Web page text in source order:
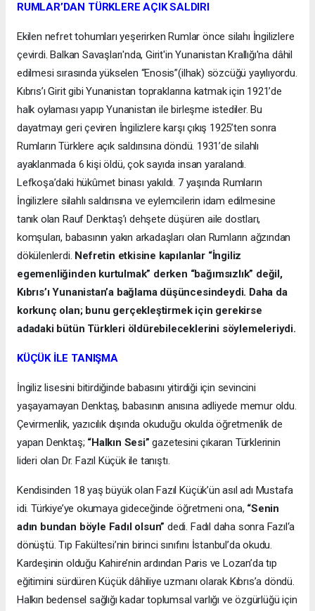
RUMLAR’DAN TÜRKLERE AÇIK SALDIRI
Ekilen nefret tohumları yeşerirken Rumlar önce silahı İngilizlere
çevirdi. Balkan Savaşları'nda, Girit'in Yunanistan Krallığı'na dâhil
edilmesi sırasında yükselen “Enosis”(ilhak) sözcüğü yayılıyordu.
Kıbrıs’ı Girit gibi Yunanistan topraklarına katmak için 1921’de
halk oylaması yapıp Yunanistan ile birleşme istediler. Bu
dayatmayı geri çeviren İngilizlere karşı çıkış 1925’ten sonra
Rumların Türklere açık saldırısına döndü. 1931’de silahlı
ayaklanmada 6 kişi öldü, çok sayıda insan yaralandı.
Lefkoşa’daki hükûmet binası yakıldı. 7 yaşında Rumların
İngilizlere silahlı saldırısına ve eylemcilerin idam edilmesine
tanık olan Rauf Denktaş’ı dehşete düşüren aile dostları,
komşuları, babasının yakın arkadaşları olan Rumların ağzından
dökülenlerdi. Nefretin etkisine kapılanlar “İngiliz
egemenliğinden kurtulmak” derken “bağımsızlık” değil,
Kıbrıs’ı Yunanistan’a bağlama düşüncesindeydi. Daha da
korkunç olan; bunu gerçekleştirmek için gerekirse
adadaki bütün Türkleri öldürebileceklerini söylemeleriydi.
KÜÇÜK İLE TANIŞMA
İngiliz lisesini bitirdiğinde babasını yitirdiği için sevincini
yaşayamayan Denktaş, babasının anısına adliyede memur oldu.
Çevirmenlik, yazıcılık dışında okuduğu okulda öğretmenlik de
yapan Denktaş; “Halkın Sesi”gazetesini çıkaran Türklerinin
lideri olan Dr. Fazıl Küçük ile tanıştı.
Kendisinden 18 yaş büyük olan Fazıl Küçük’ün asıl adı Mustafa
idi. Türkiye’ye okumaya gideceğinde öğretmeni ona, “Senin
adın bundan böyle Fadıl olsun” dedi. Fadıl daha sonra Fazıl‘a
dönüştü. Tıp Fakültesi’nin birinci sınıfını İstanbul’da okudu.
Kardeşinin olduğu Kahire’nin ardından Paris ve Lozan’da tıp
eğitimini sürdüren Küçük dâhiliye uzmanı olarak Kıbrıs’a döndü.
Halkın bedensel sağlığı kadar toplumsal varlığı ve özgürlüğü için